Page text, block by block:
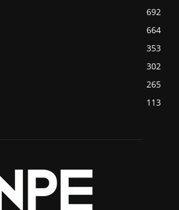
692
664
353
302
265
113